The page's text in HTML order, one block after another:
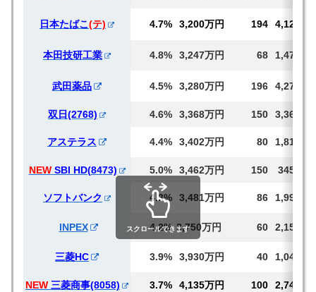
日本たばこ(テ) 4.7% 3,200万円 194 4,122
本田技研工業 4.8% 3,247万円 68 1,472
武田薬品 4.5% 3,280万円 196 4,271
双日(2768) 4.6% 3,368万円 150 3,368
アステラス 4.4% 3,402万円 80 1,814
NEWSBI HD(8473) 5.0% 3,462万円 150 3450
ソフトバンク 4.3% 3,481万円 86 1,996
INPEX 4.2% 3,750万円 60 2,150
三菱HC 3.9% 3,930万円 40 1,047
NEW 三菱商事(8058) 3.7% 4,135万円 100 2,746
スクロールできます